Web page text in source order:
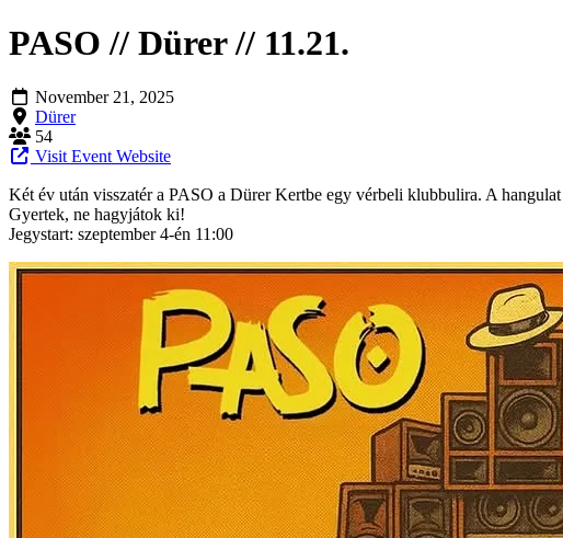
PASO // Dürer // 11.21.
November 21, 2025
Dürer
54
Visit Event Website
Két év után visszatér a PASO a Dürer Kertbe egy vérbeli klubbulira. A
Gyertek, ne hagyjátok ki!
Jegystart: szeptember 4-én 11:00